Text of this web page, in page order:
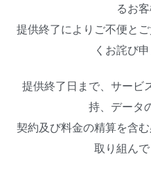
るお客
提供終了によりご不便と
くお詫び
提供終了日まで、サービ
持、データ
契約及び料金の精算を含
取り組んで